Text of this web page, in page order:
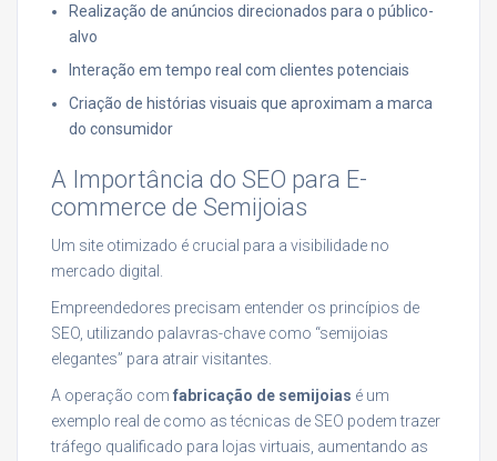
Realização de anúncios direcionados para o público-
alvo
Interação em tempo real com clientes potenciais
Criação de histórias visuais que aproximam a marca
do consumidor
A Importância do SEO para E-
commerce de Semijoias
Um site otimizado é crucial para a visibilidade no
mercado digital.
Empreendedores precisam entender os princípios de
SEO, utilizando palavras-chave como “semijoias
elegantes” para atrair visitantes.
A operação com fabricação de semijoias é um
exemplo real de como as técnicas de SEO podem trazer
tráfego qualificado para lojas virtuais, aumentando as